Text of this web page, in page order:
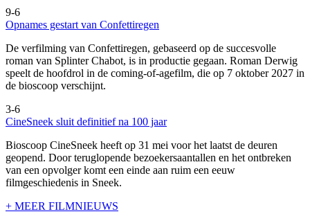
9-6
Opnames gestart van Confettiregen
De verfilming van Confettiregen, gebaseerd op de succesvolle
roman van Splinter Chabot, is in productie gegaan. Roman Derwig
speelt de hoofdrol in de coming-of-agefilm, die op 7 oktober 2027 in
de bioscoop verschijnt.
3-6
CineSneek sluit definitief na 100 jaar
Bioscoop CineSneek heeft op 31 mei voor het laatst de deuren
geopend. Door teruglopende bezoekersaantallen en het ontbreken
van een opvolger komt een einde aan ruim een eeuw
filmgeschiedenis in Sneek.
+ MEER FILMNIEUWS